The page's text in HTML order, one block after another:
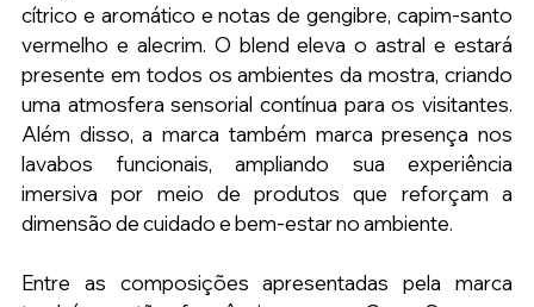
cítrico e aromático e notas de gengibre, capim-santo
vermelho e alecrim. O blend eleva o astral e estará
presente em todos os ambientes da mostra, criando
uma atmosfera sensorial contínua para os visitantes.
Além disso, a marca também marca presença nos
lavabos funcionais, ampliando sua experiência
imersiva por meio de produtos que reforçam a
dimensão de cuidado e bem-estar no ambiente.
Entre as composições apresentadas pela marca